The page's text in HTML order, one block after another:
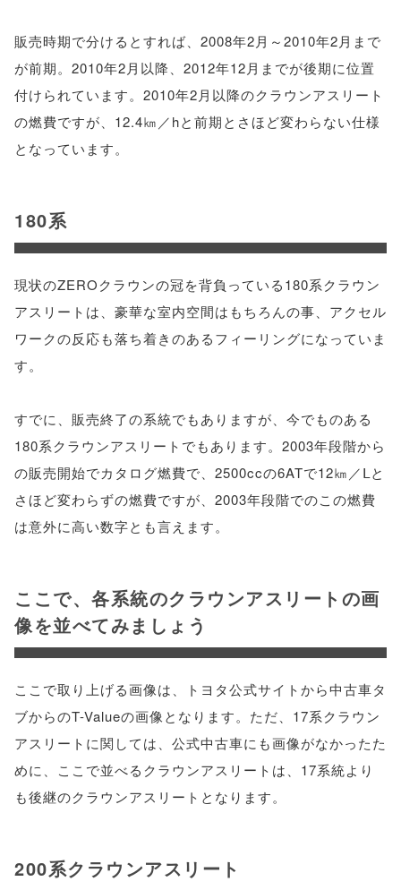
販売時期で分けるとすれば、2008年2月～2010年2月まで
が前期。2010年2月以降、2012年12月までが後期に位置
付けられています。2010年2月以降のクラウンアスリート
の燃費ですが、12.4㎞／hと前期とさほど変わらない仕様
となっています。
180系
現状のZEROクラウンの冠を背負っている180系クラウン
アスリートは、豪華な室内空間はもちろんの事、アクセル
ワークの反応も落ち着きのあるフィーリングになっていま
す。
すでに、販売終了の系統でもありますが、今でものある
180系クラウンアスリートでもあります。2003年段階から
の販売開始でカタログ燃費で、2500ccの6ATで12㎞／Ⅼと
さほど変わらずの燃費ですが、2003年段階でのこの燃費
は意外に高い数字とも言えます。
ここで、各系統のクラウンアスリートの画
像を並べてみましょう
ここで取り上げる画像は、トヨタ公式サイトから中古車タ
ブからのT-Valueの画像となります。ただ、17系クラウン
アスリートに関しては、公式中古車にも画像がなかったた
めに、ここで並べるクラウンアスリートは、17系統より
も後継のクラウンアスリートとなります。
200系クラウンアスリート